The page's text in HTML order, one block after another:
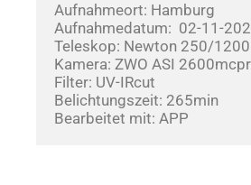
Aufnahmeort: Hamburg
Aufnahmedatum:  02-11-
Teleskop: Newton 250/1200
Kamera: ZWO ASI
Filter: UV-IRcut
Belichtungszeit: 265min
Bearbeitet mit: APP